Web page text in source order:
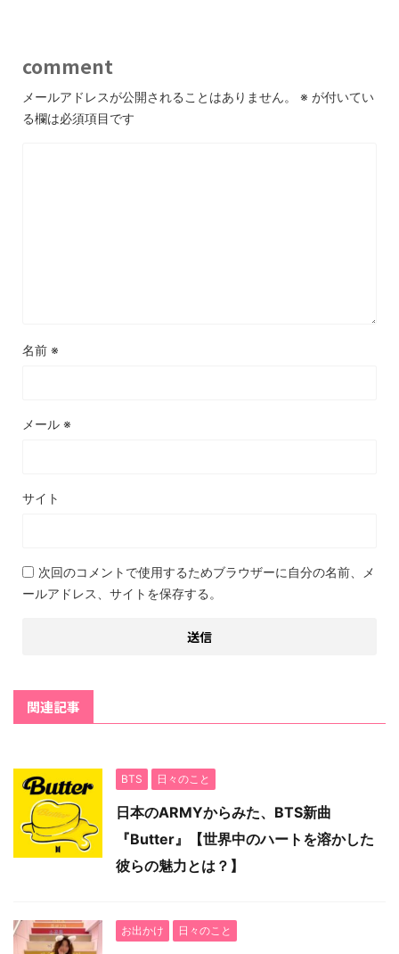
comment
メールアドレスが公開されることはありません。 ※ が付いてい
る欄は必須項目です
名前 ※
メール ※
サイト
次回のコメントで使用するためブラウザーに自分の名前、メ
ールアドレス、サイトを保存する。
関連記事
BTS 日々のこと
日本のARMYからみた、BTS新曲
『Butter』【世界中のハートを溶かした
彼らの魅力とは？】
お出かけ 日々のこと